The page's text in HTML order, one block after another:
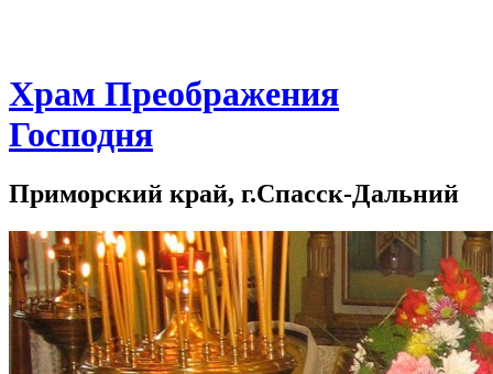
Храм Преображения
Господня
Приморский край, г.Спасск-Дальний